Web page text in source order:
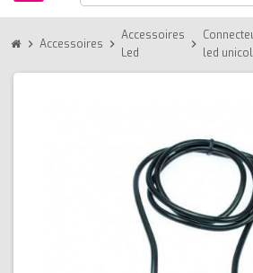
chevron_right Accessoires chevron_right
Accessoires
Led
chevron_right
led